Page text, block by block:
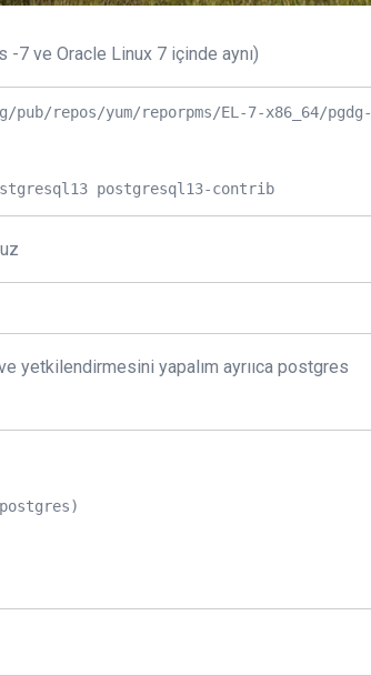
-7 ve Oracle Linux 7 içinde aynı)
repos/yum/reporpms/EL-7-x86_64/pgdg-
postgresql13-contrib
yetkilendirmesini yapalım ayrııca postgres